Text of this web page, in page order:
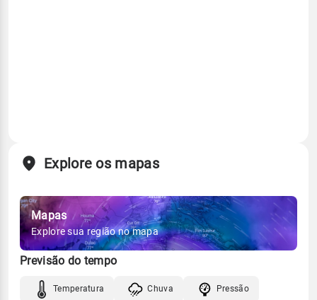
Explore os mapas
Mapas
Explore sua região no mapa
Previsão do tempo
Temperatura Chuva Pressão